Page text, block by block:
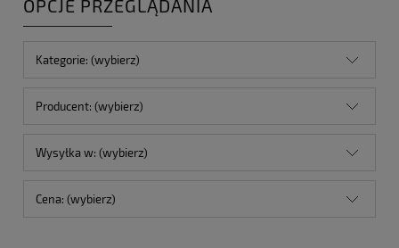
OPCJE PRZEGLĄDANIA
Kategorie: (wybierz)
Producent: (wybierz)
Wysyłka w: (wybierz)
Cena: (wybierz)